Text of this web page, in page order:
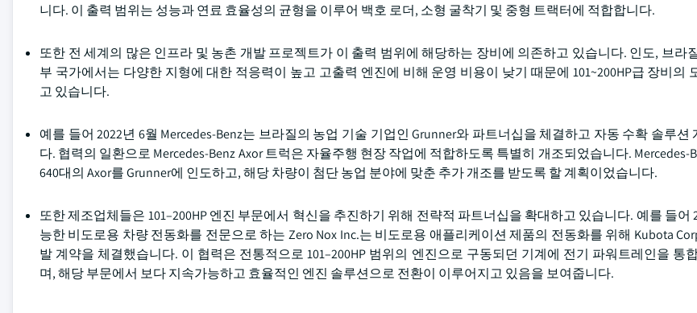
니다. 이 출력 범위는 성능과 연료 효율성의 균형을 이루어 백호 로더, 소형 굴착기 및 중형 트랙터에 적합합니다.
또한 전 세계의 많은 인프라 및 농촌 개발 프로젝트가 이 출력 범위에 해당하는 장비에 의존하고 있습니다. 인도, 브라
부 국가에서는 다양한 지형에 대한 적응력이 높고 고출력 엔진에 비해 운영 비용이 낮기 때문에 101~200HP급 장비의
고 있습니다.
예를 들어 2022년 6월 Mercedes-Benz는 브라질의 농업 기술 기업인 Grunner와 파트너십을 체결하고 자동 수확 솔루션
다. 협력의 일환으로 Mercedes-Benz Axor 트럭은 자율주행 현장 작업에 적합하도록 특별히 개조되었습니다. Mercedes-
640대의 Axor를 Grunner에 인도하고, 해당 차량이 첨단 농업 분야에 맞춘 추가 개조를 받도록 할 계획이었습니다.
또한 제조업체들은 101–200HP 엔진 부문에서 혁신을 추진하기 위해 전략적 파트너십을 확대하고 있습니다. 예를 들어
능한 비도로용 차량 전동화를 전문으로 하는 Zero Nox Inc.는 비도로용 애플리케이션 제품의 전동화를 위해 Kubota
발 계약을 체결했습니다. 이 협력은 전통적으로 101–200HP 범위의 엔진으로 구동되던 기계에 전기 파워트레인을 통
며, 해당 부문에서 보다 지속가능하고 효율적인 엔진 솔루션으로 전환이 이루어지고 있음을 보여줍니다.